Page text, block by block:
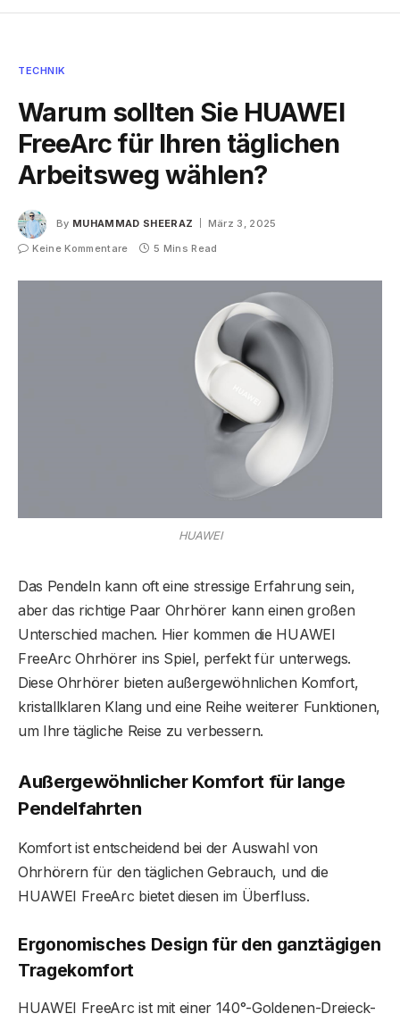
TECHNIK
Warum sollten Sie HUAWEI
FreeArc für Ihren täglichen
Arbeitsweg wählen?
By MUHAMMAD SHEERAZ
März 3, 2025
Keine Kommentare
5 Mins Read
HUAWEI
Das Pendeln kann oft eine stressige Erfahrung sein,
aber das richtige Paar Ohrhörer kann einen großen
Unterschied machen. Hier kommen die HUAWEI
FreeArc Ohrhörer ins Spiel, perfekt für unterwegs.
Diese Ohrhörer bieten außergewöhnlichen Komfort,
kristallklaren Klang und eine Reihe weiterer Funktionen,
um Ihre tägliche Reise zu verbessern.
Außergewöhnlicher Komfort für lange
Pendelfahrten
Komfort ist entscheidend bei der Auswahl von
Ohrhörern für den täglichen Gebrauch, und die
HUAWEI FreeArc bietet diesen im Überfluss.
Ergonomisches Design für den ganztägigen
Tragekomfort
HUAWEI FreeArc ist mit einer 140°-Goldenen-Dreieck-